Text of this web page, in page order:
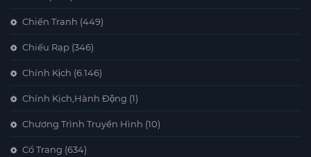
Chiến Tranh (449)
Chiếu Rạp (346)
Chính Kịch (6.146)
Chính Kịch,Hành Động (1)
Chương Trình Truyền Hình (10)
Cổ Trang (634)